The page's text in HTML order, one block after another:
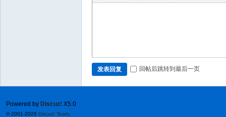
发表回复 回帖后跳转到最后一页
Powered by Discuz! X5.0
© 2001-2026 Discuz! Team